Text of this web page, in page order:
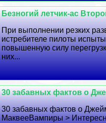
Безногий летчик-ас
При выполнении резких
истребителе пилоты
повышенную силу
них...
30 забавных фактов о
30 забавных фактов о
МаквееВампиры >